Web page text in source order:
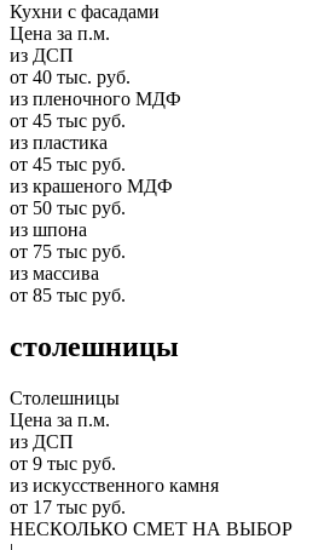
Кухни с фасадами
Цена за п.м.
из ДСП
от 40 тыс. руб.
из пленочного МДФ
от 45 тыс руб.
из пластика
от 45 тыс руб.
из крашеного МДФ
от 50 тыс руб.
из шпона
от 75 тыс руб.
из массива
от 85 тыс руб.
столешницы
Столешницы
Цена за п.м.
из ДСП
от 9 тыс руб.
из искусственного камня
от 17 тыс руб.
НЕСКОЛЬКО СМЕТ НА ВЫБОР